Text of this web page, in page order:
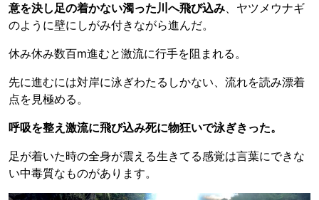
意を決し足の着かない濁った川へ飛び込み、ヤツメウナギ
のように壁にしがみ付きながら進んだ。
休み休み数百m進むと激流に行手を阻まれる。
先に進むには対岸に泳ぎわたるしかない、流れを読み漂着
点を見極める。
呼吸を整え激流に飛び込み死に物狂いで泳ぎきった。
足が着いた時の全身が震える生きてる感覚は言葉にできな
い中毒質なものがあります。